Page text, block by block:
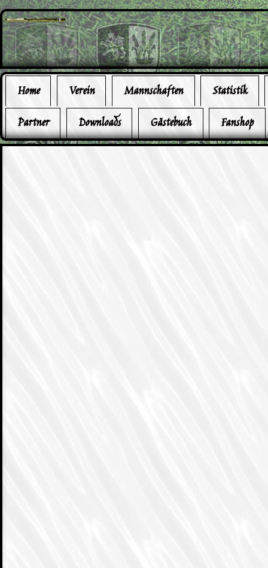
Home Verein Mannschaften
Statistik
Partner
Downloads Gästebuch Fanshop